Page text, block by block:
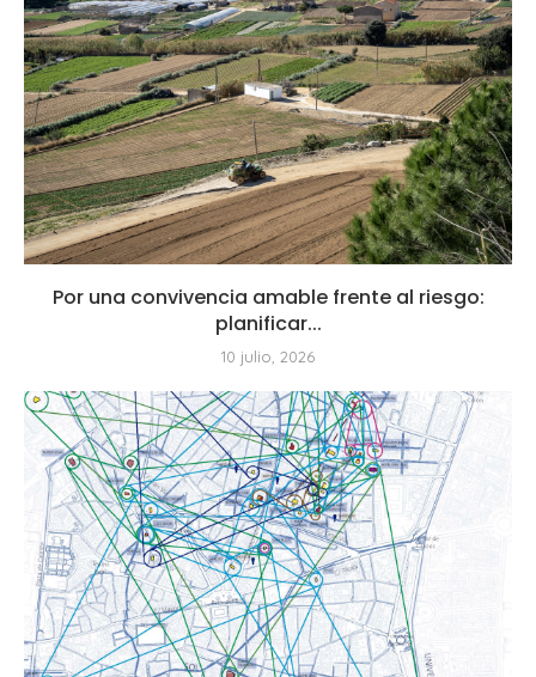
Por una convivencia amable frente al riesgo:
planificar...
10 julio, 2026